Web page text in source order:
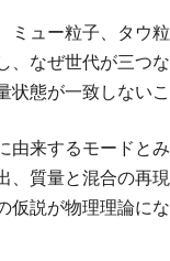
ミュー粒子、タウ
、なぜ世代が三つ
状態が一致しない
由来するモードと
、質量と混合の再
仮説が物理理論に